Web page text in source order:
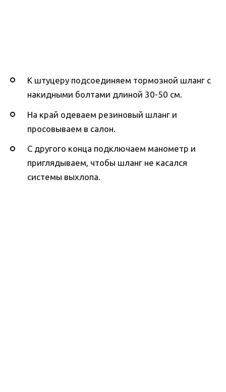
К штуцеру подсоединяем тормозной шланг с
накидными болтами длиной 30-50 см.
На край одеваем резиновый шланг и
просовываем в салон.
С другого конца подключаем манометр и
приглядываем, чтобы шланг не касался
системы выхлопа.